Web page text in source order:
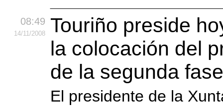
08:49
14/11/2008
Touriño preside
la colocación del
de la segunda
El presidente de la